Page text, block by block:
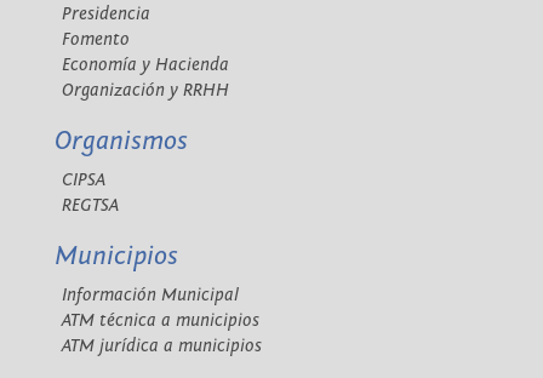
Presidencia
Fomento
Economía y Hacienda
Organización y RRHH
Organismos
CIPSA
REGTSA
Municipios
Información Municipal
ATM técnica a municipios
ATM jurídica a municipios